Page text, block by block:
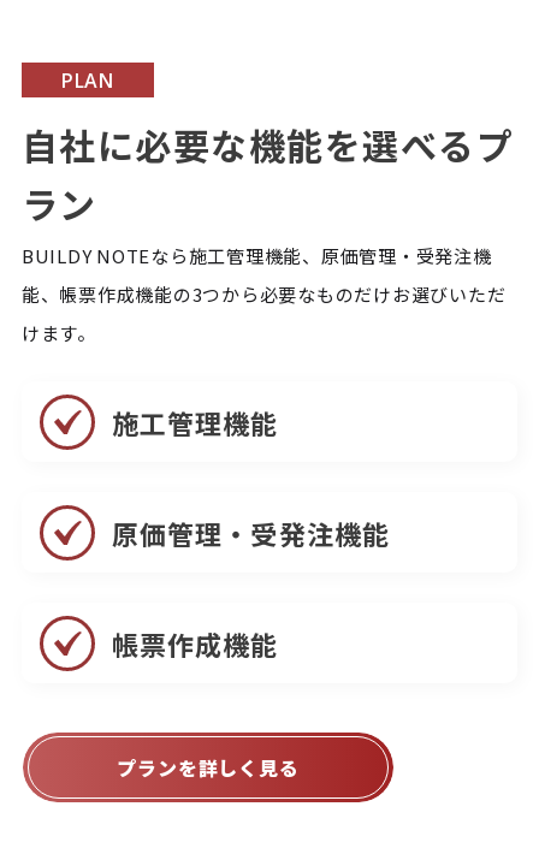
PLAN
自社に必要な機能を選べるプ
ラン
BUILDY NOTEなら施工管理機能、原価管理・受発注機
能、帳票作成機能の3つから必要なものだけお選びいただ
けます。
施工管理機能
原価管理・受発注機能
帳票作成機能
プランを詳しく見る